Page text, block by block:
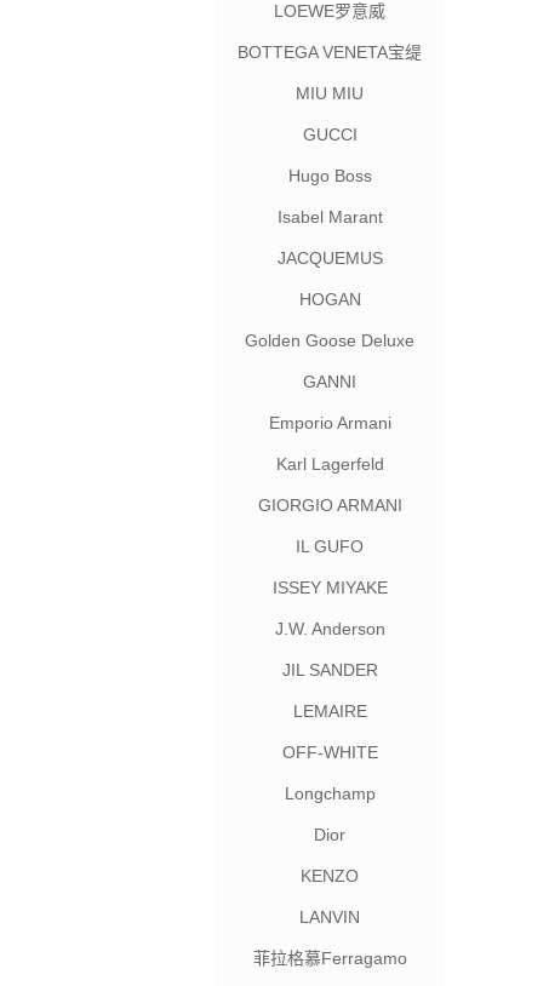
LOEWE罗意威
BOTTEGA VENETA宝缇
MIU MIU
GUCCI
Hugo Boss
Isabel Marant
JACQUEMUS
HOGAN
Golden Goose Deluxe
GANNI
Emporio Armani
Karl Lagerfeld
GIORGIO ARMANI
IL GUFO
ISSEY MIYAKE
J.W. Anderson
JIL SANDER
LEMAIRE
OFF-WHITE
Longchamp
Dior
KENZO
LANVIN
菲拉格慕Ferragamo